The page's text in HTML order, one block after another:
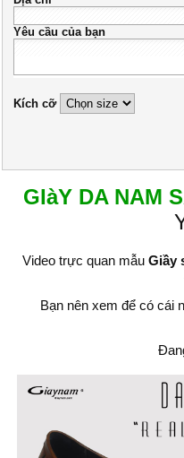
Yêu cầu của bạn
Kích cỡ
GIàY DA NAM
Video trực quan mẫu Giầy
Bạn nên xem để có cái